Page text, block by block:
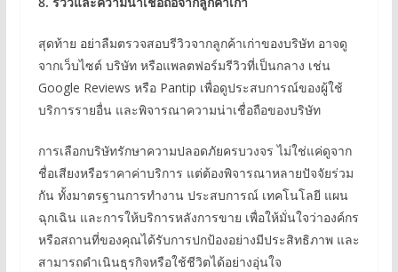
สุดท้าย อย่าลืมตรวจสอบรีวิวจากลูกค้าเก่าของบริษัท อาจดู
จากเว็บไซต์ บริษัท หรือแพลตฟอร์มรีวิวที่เป็นกลาง เช่น
Google Reviews หรือ Pantip เพื่อดูประสบการณ์ของผู้ใช้
บริการรายอื่น และพิจารณาความน่าเชื่อถือของบริษัท
การเลือกบริษัทรักษาความปลอดภัยครบวงจร ไม่ใช่แค่ดูจาก
ชื่อเสียงหรือราคาค่าบริการ แต่ต้องพิจารณาหลายปัจจัยร่วม
กัน ทั้งมาตรฐานการทำงาน ประสบการณ์ เทคโนโลยี แผน
ฉุกเฉิน และการให้บริการหลังการขาย เพื่อให้มั่นใจว่าองค์กร
หรือสถานที่ของคุณได้รับการปกป้องอย่างมีประสิทธิภาพ และ
สามารถดำเนินธุรกิจหรือใช้ชีวิตได้อย่างอุ่นใจ